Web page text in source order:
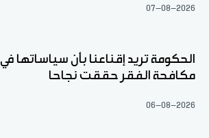
07-08-2026
الحكومة تريد إقناعنا بأن سياساتها في
مكافحة الفقر حققت نجاحا
06-08-2026